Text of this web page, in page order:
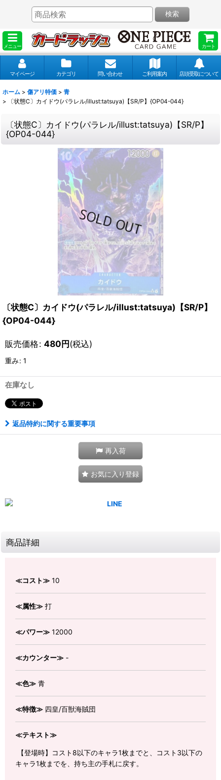
メニュー カート
検索
マイページ カテゴリ 問い合わせ ご利用案内 店頭受取について
ホーム > 傷アリ特価 > 青
>
〔状態C〕カイドウ(パラレル/illust:tatsuya)【SR/P】{OP04-044}
〔状態C〕カイドウ(パラレル/illust:tatsuya)【SR/P】
{OP04-044}
〔状態C〕カイドウ(パラレル/illust:tatsuya)【SR/P】
{OP04-044}
販売価格: 480円(税込)
重み: 1
在庫なし
返品特約に関する重要事項
再入荷
お気に入り登録
商品詳細
≪コスト≫ 10
≪属性≫ 打
≪パワー≫ 12000
≪カウンター≫ -
≪色≫ 青
≪特徴≫ 四皇/百獣海賊団
≪テキスト≫
【登場時】コスト8以下のキャラ1枚までと、コスト3以下の
キャラ1枚までを、持ち主の手札に戻す。